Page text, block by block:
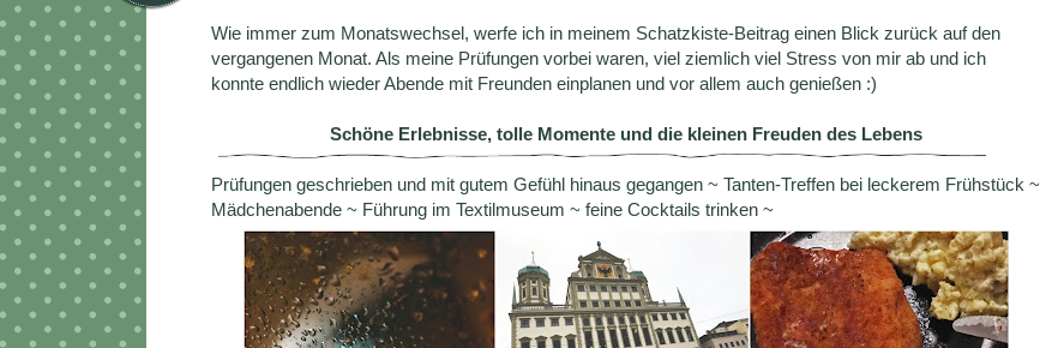
Wie immer zum Monatswechsel, werfe ich in meinem Schatzkiste-Beitrag einen Blick zurück auf den
vergangenen Monat. Als meine Prüfungen vorbei waren, viel ziemlich viel Stress von mir ab und ich
konnte endlich wieder Abende mit Freunden einplanen und vor allem auch genießen :)
Schöne Erlebnisse, tolle Momente und die kleinen Freuden des Lebens
Prüfungen geschrieben und mit gutem Gefühl hinaus gegangen ~ Tanten-Treffen bei leckerem Frühstück ~
Mädchenabende ~ Führung im Textilmuseum ~ feine Cocktails trinken ~